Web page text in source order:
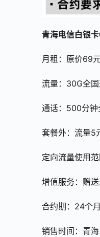
青海电信白银
月租：原价69
流量：30G全
通话：500分钟
套餐外：流量5
定向流量使用
增值服务：赠
合约期：24个月
销售时间：青